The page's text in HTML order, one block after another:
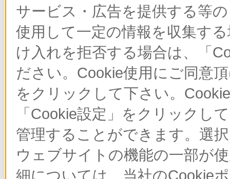
サービス・広告を提供する等
使用して一定の情報を収集す
け入れを拒否する場合は、「
ださい。Cookie使用にご同意
をクリックして下さい。
「Cookie設定」をクリックし
管理することができます。選
ウェブサイトの機能の一部が
細については、当社のCookie